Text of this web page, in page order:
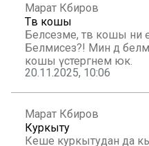
Марат Кәбиров
Тәвә кошы
Беләсезме, тәвә кошы
Белмисез?! Мин дә
кошы үстергәнем юк.
20.11.2025, 10:06
Марат Кәбиров
Куркыту
Кеше куркытудан да